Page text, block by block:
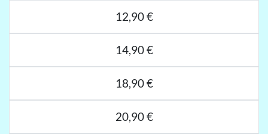
12,90 €
14,90 €
18,90 €
20,90 €